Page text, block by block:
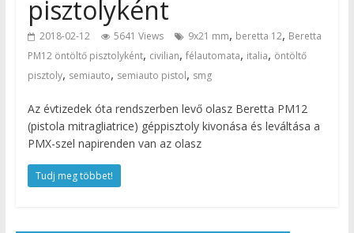
pisztolyként
2018-02-12 5641 Views 9x21 mm, beretta 12, Beretta
PM12 öntöltő pisztolyként, civilian, félautomata, italia, öntöltő
pisztoly, semiauto, semiauto pistol, smg
Az évtizedek óta rendszerben levő olasz Beretta PM12
(pistola mitragliatrice) géppisztoly kivonása és leváltása a
PMX-szel napirenden van az olasz
Tudj meg többet!